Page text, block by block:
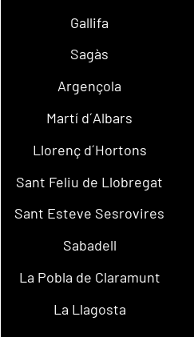
Gallifa
Sagàs
Argençola
Martí d´Albars
Llorenç d´Hortons
Sant Feliu de Llobregat
Sant Esteve Sesrovires
Sabadell
La Pobla de Claramunt
La Llagosta